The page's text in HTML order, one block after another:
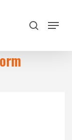
search
Menu
Close